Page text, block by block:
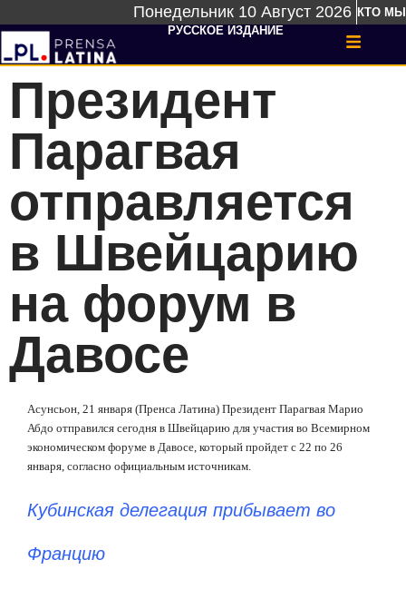
Понедельник 10 Август 2026 КТО МЫ
РУССКОЕ ИЗДАНИЕ
Президент
Парагвая
отправляется
в Швейцарию
на форум в
Давосе
Асунсьон, 21 января (Пренса Латина) Президент Парагвая Марио
Абдо отправился сегодня в Швейцарию для участия во Всемирном
экономическом форуме в Давосе, который пройдет с 22 по 26
января, согласно официальным источникам.
Кубинская делегация прибывает во
Францию ​​